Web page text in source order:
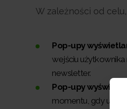
W zależności od
Pop-upy
wejściu użytkownika
newsletter.
Pop-upy
momentu, gdy